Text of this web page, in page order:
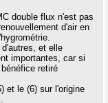
double flux n'est pas
d'air en
et elle
importantes, car si
retiré
et le (6) sur l'origine